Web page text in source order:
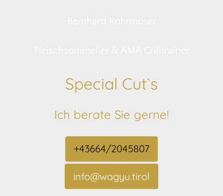
Special Cut`s
Ich berate Sie gerne!
+43664/2045807
info@wagyu.tirol